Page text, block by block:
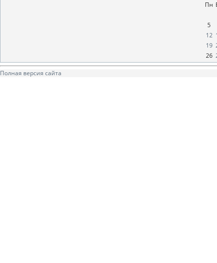
Пн
5
12
19
26
Полная версия сайта